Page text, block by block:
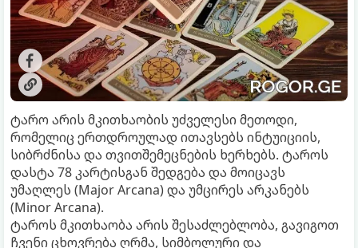
ტარო არის მკითხაობის უძველესი მეთოდი,
რომელიც ერთდროულად ითავსებს ინტუიციის,
სიბრძნისა და თვითშემეცნების ხერხებს. ტაროს
დასტა 78 კარტისგან შედგება და მოიცავს
უმაღლეს (Major Arcana) და უმცირეს არკანებს
(Minor Arcana).
ტაროს მკითხაობა არის შესაძლებლობა, გავიგოთ
ჩვენი ცხოვრება ღრმა, სიმბოლური და